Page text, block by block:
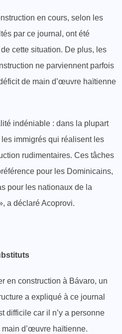
en cours, selon les
par ce journal, ont été
cette situation. De plus, les
ne parviennent parfois
de main d’œuvre haïtienne
indéniable : dans la plupart
immigrés qui réalisent les
rudimentaires. Ces tâches
pour les Dominicains,
pour les nationaux de la
a déclaré Acoprovi.
en construction à Bávaro, un
a expliqué à ce journal
difficile car il n’y a personne
d’œuvre haïtienne.